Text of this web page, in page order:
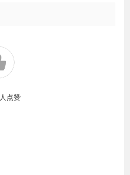
人点赞